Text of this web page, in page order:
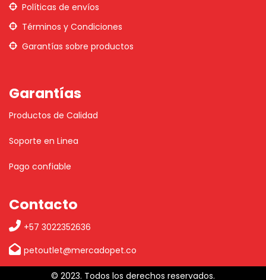
Políticas de envíos
Términos y Condiciones
Garantías sobre productos
Garantías
Productos de Calidad
Soporte en Linea
Pago confiable
Contacto
+57 3022352636
petoutlet@mercadopet.co
© 2023. Todos los derechos reservados.